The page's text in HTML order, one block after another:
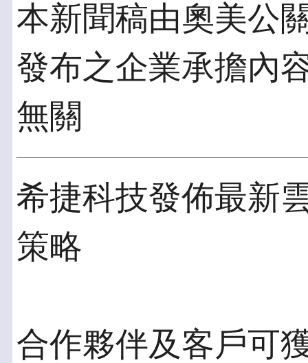
本新聞稿由奧美公
發布之企業承擔內
無關
希捷科技發佈最新
策略
合作夥伴及客戶可